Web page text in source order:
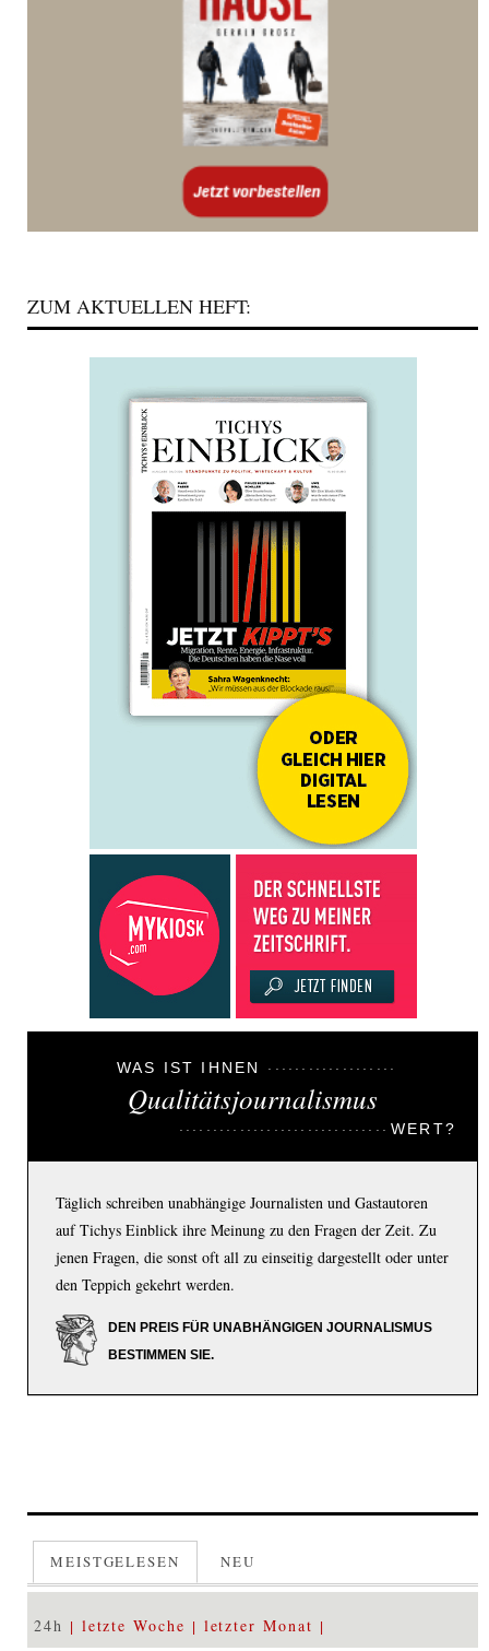
ZUM AKTUELLEN HEFT:
WAS IST IHNEN
Qualitätsjournalismus
WERT?
Täglich schreiben unabhängige Journalisten und Gastautoren
auf Tichys Einblick ihre Meinung zu den Fragen der Zeit. Zu
jenen Fragen, die sonst oft all zu einseitig dargestellt oder unter
den Teppich gekehrt werden.
DEN PREIS FÜR UNABHÄNGIGEN JOURNALISMUS
BESTIMMEN SIE.
MEISTGELESEN NEU
24h letzte Woche letzter Monat